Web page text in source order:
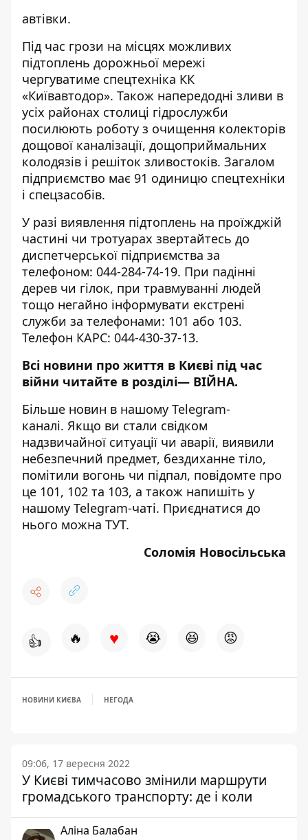
автівки.
Під час грози на місцях можливих
підтоплень дорожньої мережі
чергуватиме спецтехніка КК
«Київавтодор». Також напередодні зливи в
усіх районах столиці гідрослужби
посилюють роботу з очищення колекторів
дощової каналізації, дощоприймальних
колодязів і решіток зливостоків. Загалом
підприємство має 91 одиницю спецтехніки
і спецзасобів.
У разі виявлення підтоплень на проїжджій
частині чи тротуарах звертайтесь до
диспетчерської підприємства за
телефоном: 044-284-74-19. При падінні
дерев чи гілок, при травмуванні людей
тощо негайно інформувати екстрені
служби за телефонами: 101 або 103.
Телефон КАРС: 044-430-37-13.
Всі новини про життя в Києві під час
війни читайте в розділі— ВІЙНА.
Більше новин в нашому Telegram-
каналі. Якщо ви стали свідком
надзвичайної ситуації чи аварії, виявили
небезпечний предмет, бездиханне тіло,
помітили вогонь чи підпал, повідомте про
це 101, 102 та 103, а також напишіть у
нашому Telegram-чаті. Приєднатися до
нього можна ТУТ.
Соломія Новосільська
👍 🔥 ♥ 😭 😆 😡
НОВИНИ КИЄВА НЕГОДА
09:06, 17 вересня 2022
У Києві тимчасово змінили маршрути
громадського транспорту: де і коли
Аліна Балабан